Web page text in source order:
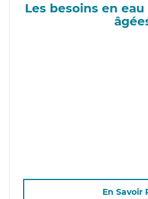
Les besoins en
En Savoir